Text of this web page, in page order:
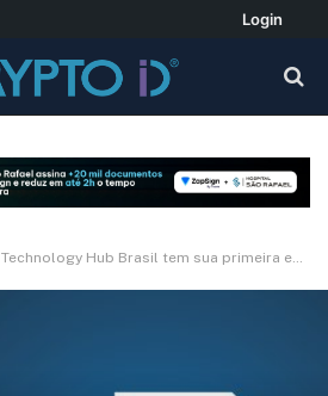
Login
Technology Hub Brasil tem sua primeira edição com foco na Indústria 4.0